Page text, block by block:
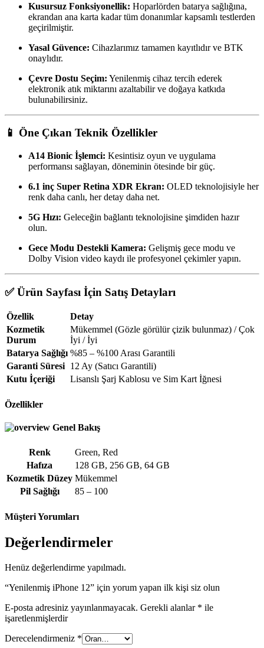
Kusursuz Fonksiyonellik: Hoparlörden batarya sağlığına,
ekrandan ana karta kadar tüm donanımlar kapsamlı testlerden
geçirilmiştir.
Yasal Güvence: Cihazlarımız tamamen kayıtlıdır ve BTK
onaylıdır.
Çevre Dostu Seçim: Yenilenmiş cihaz tercih ederek
elektronik atık miktarını azaltabilir ve doğaya katkıda
bulunabilirsiniz.
📱 Öne Çıkan Teknik Özellikler
A14 Bionic İşlemci: Kesintisiz oyun ve uygulama
performansı sağlayan, döneminin ötesinde bir güç.
6.1 inç Super Retina XDR Ekran: OLED teknolojisiyle her
renk daha canlı, her detay daha net.
5G Hızı: Geleceğin bağlantı teknolojisine şimdiden hazır
olun.
Gece Modu Destekli Kamera: Gelişmiş gece modu ve
Dolby Vision video kaydı ile profesyonel çekimler yapın.
✅ Ürün Sayfası İçin Satış Detayları
Özellik
Detay
Kozmetik
Durum
Mükemmel (Gözle görülür çizik bulunmaz) / Çok
İyi / İyi
Batarya Sağlığı %85 – %100 Arası Garantili
Garanti Süresi 12 Ay (Satıcı Garantili)
Kutu İçeriği
Lisanslı Şarj Kablosu ve Sim Kart İğnesi
Özellikler
Genel Bakış
Renk Green, Red
Hafıza
128 GB, 256 GB, 64 GB
Kozmetik Düzey Mükemmel
Pil Sağlığı
85 – 100
Müşteri Yorumları
Değerlendirmeler
Henüz değerlendirme yapılmadı.
“Yenilenmiş iPhone 12” için yorum yapan ilk kişi siz olun
E-posta adresiniz yayınlanmayacak. Gerekli alanlar * ile
işaretlenmişlerdir
Derecelendirmeniz *